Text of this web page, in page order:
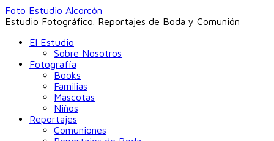
Foto Estudio Alcorcón
Estudio Fotográfico. Reportajes de Boda y Comunión
El Estudio
Sobre Nosotros
Fotografía
Books
Familias
Mascotas
Niños
Reportajes
Comuniones